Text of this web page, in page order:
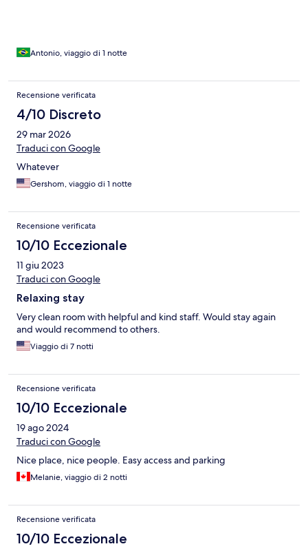
Antonio, viaggio di 1 notte
Recensione verificata
4/10 Discreto
29 mar 2026
Traduci con Google
Whatever
Gershom, viaggio di 1 notte
Recensione verificata
10/10 Eccezionale
11 giu 2023
Traduci con Google
Relaxing stay
Very clean room with helpful and kind staff. Would stay again
and would recommend to others.
Viaggio di 7 notti
Recensione verificata
10/10 Eccezionale
19 ago 2024
Traduci con Google
Nice place, nice people. Easy access and parking
Melanie, viaggio di 2 notti
Recensione verificata
10/10 Eccezionale